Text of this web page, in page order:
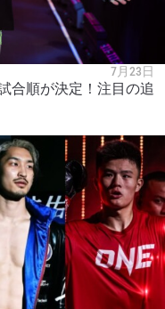
7月23日
試合順が決定！注目の追